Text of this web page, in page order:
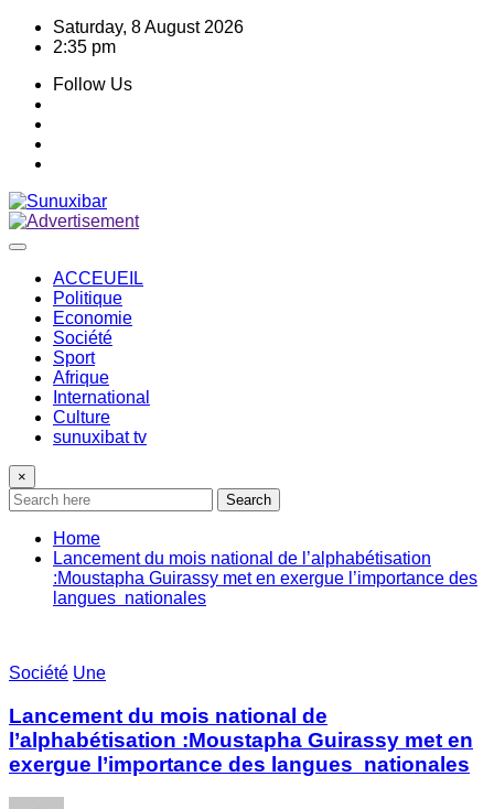
Skip
Saturday, 8 August 2026
2:35 pm
Follow Us
ACCEUEIL
Politique
Economie
Société
Sport
Afrique
International
Culture
sunuxibat tv
×
Search
Home
Lancement du mois national de l’alphabétisation
:Moustapha Guirassy met en exergue l’importance des
langues nationales
Société Une
Lancement du mois national de
l’alphabétisation :Moustapha Guirassy met en
exergue l’importance des langues nationales